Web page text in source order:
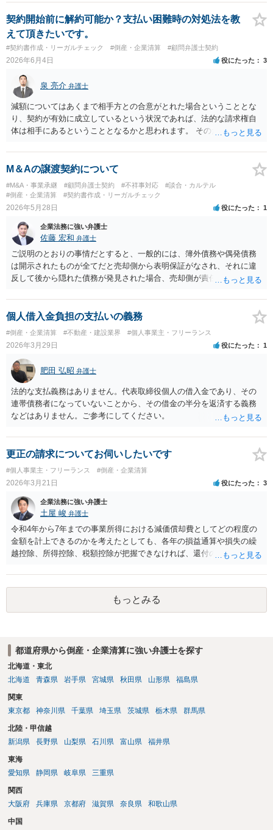
契約開始前に解約可能か？支払い困難時の対処法を教
えて頂きたいです。
#契約書作成・リーガルチェック #倒産・企業清算 #顧問弁護士契約
2026年6月4日 役にたった 3
泉 亮介 弁護士
減額についてはあくまで相手方との合意がとれた場合ということとな
り、契約が有効に成立しているという状況であれば、法的な請求権自
体は相手にあるということとなるかと思われます。 そのため、交渉に
れます。
M＆Aの譲渡契約について
#M&A・事業承継 #顧問弁護士契約 #不祥事対応
#談合・カルテル
#倒産・企業清算
#契約書作成・リーガルチェック
2026年5月28日 役にたった 1
企業法務に強い弁護士
佐藤 宏和 弁護士
ご説明のとおりの事情だとすると、一般的には、簿外債務や偶発債務
は開示されたものが全てだと売却側から表明保証がなされ、それに違
反して後から隠れた債務が発見された場合、売却側が責任追及を受け
渡は成立しないでしょう。それでも万が一表明保証なしで株式譲渡契
約が成立したとしたら、一義的には株式譲渡を受けた買い手が責任を
取ることになりますが、譲渡後は売却側が一切責任を負わないとの確
約がない限り、争いが起きる可能性はあります。 2番目の点について
は、口座は法人名義のものでしょうから、一般的には株式譲渡であれ
ば売却側に責任追及が来ることはないでしょうが、口座を不正に使用
するような相手であればそもそも取引はしない方がいいと思います。
個人借入金負担の支払いの義務
#倒産・企業清算 #不動産・建設業界 #個人事業主・フリーランス
2026年3月29日 役にたった 1
肥田 弘昭 弁護士
法的な支払義務はありません。代表取締役個人の借入金であり、その
連帯債務者になっていないことから、その借金の半分を返済する義務
などはありません。ご参考にしてください。
更正の請求についてお伺いしたいです
#個人事業主・フリーランス #倒産・企業清算
2026年3月21日 役にたった 3
企業法務に強い弁護士
土屋 峻 弁護士
令和4年から7年までの事業所得における減価償却費としてどの程度の
金額を計上できるのかを考えたとしても、各年の損益通算や損失の繰
越控除、所得控除、税額控除が把握できなければ、還付の見込額のご
弁護士よりも税理士にお問い合わせされた方が有益な情報が得られる
でしょう。 さらに、更生の請求を行うことにより、税務調査の対象と
なる可能性がどの程度高くなるのか、といった実務家の感覚を知る、
といった観点からも税理士にお問い合わせされた方がよいでしょう。
必要になってくるかと思います。
もっとみる
都道府県から倒産・企業清算に強い弁護士を探す
北海道・東北
北海道
青森県 岩手県 宮城県 秋田県 山形県 福島県
関東
東京都
神奈川県 千葉県 埼玉県 茨城県 栃木県 群馬県
北陸・甲信越
新潟県
長野県 山梨県 石川県 富山県 福井県
東海
愛知県
静岡県 岐阜県 三重県
関西
大阪府
兵庫県 京都府 滋賀県 奈良県 和歌山県
中国